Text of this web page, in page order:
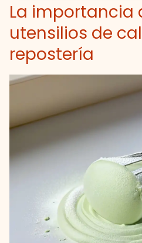
La importancia
utensilios de
repostería